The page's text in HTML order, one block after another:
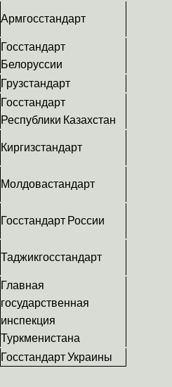
Армгосстандарт
Госстандарт
Белоруссии
Грузстандарт
Госстандарт
Республики Казахстан
Киргизстандарт
Молдовастандарт
Госстандарт России
Таджикгосстандарт
Главная
государственная
инспекция
Туркменистана
Госстандарт Украины